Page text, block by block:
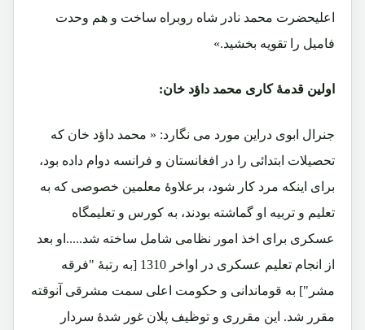
اعلیحضرت محمد نادر شاه روبراه ساخت و هم وحدت
فامیل را تقویه بخشید.»
اولین قدمۀ کاری محمد داؤد خان:
جنرال ابوی دراین مورد می نگارد: « محمد داؤد خان که
تحصیلات ابتدائی را در افغانستان و فرانسه دوام داده بود،
برای اینکه مرد کار شود، برعلاوۀ معلمین خصوصی که به
تعلیم و تربیه او گماشته بودند، به کورس و تعلیمگاه
عسکری برای اخذ امور نظامی شامل ساخته شد.....او بعد
از انجام تعلیم عسکری در اواخر 1310 [به رتبۀ "فرقه
مشر"] به قوماندانی و حکومت اعلی سمت مشرقی آنوقته
مقرر شد. این مقرری و توظیف پلان غور شدۀ سردار